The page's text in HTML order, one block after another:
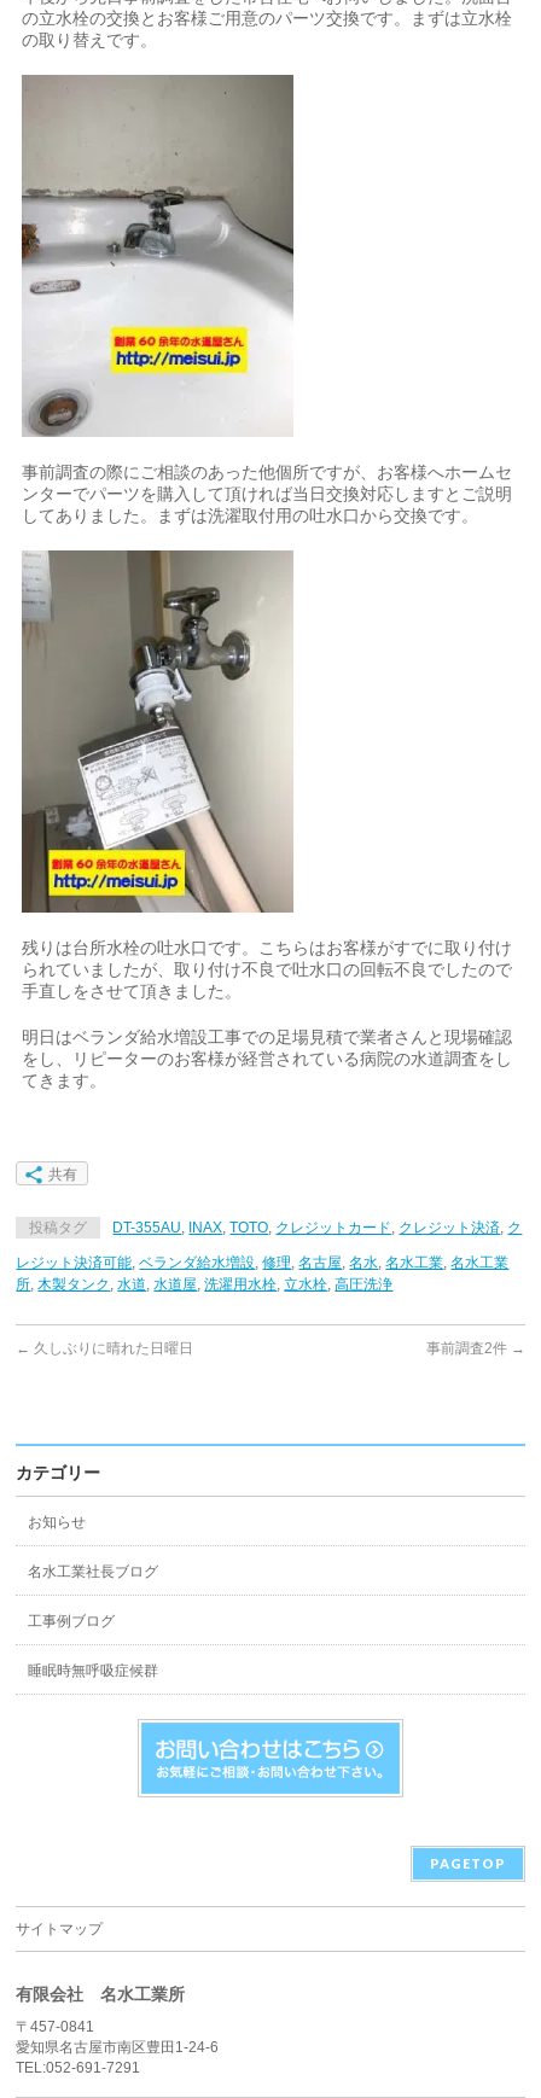
の立水栓の交換とお客様ご用意のパーツ交換です。まずは立水栓
の取り替えです。
事前調査の際にご相談のあった他個所ですが、お客様へホームセ
ンターでパーツを購入して頂ければ当日交換対応しますとご説明
してありました。まずは洗濯取付用の吐水口から交換です。
残りは台所水栓の吐水口です。こちらはお客様がすでに取り付け
られていましたが、取り付け不良で吐水口の回転不良でしたので
手直しをさせて頂きました。
明日はベランダ給水増設工事での足場見積で業者さんと現場確認
をし、リピーターのお客様が経営されている病院の水道調査をし
てきます。
共有
投稿タグ DT-355AU, INAX,TOTO, クレジットカード, クレジット決済, ク
レジット決済可能,ベランダ給水増設,修理,名古屋,名水,名水工業,名水工業
所,木製タンク ,水道,水道屋,洗濯用水栓,立水栓,高圧洗浄
← 久しぶりに晴れた日曜日 事前調査2件 →
カテゴリー
お知らせ
名水工業社長ブログ
工事例ブログ
睡眠時無呼吸症候群
PAGETOP
サイトマップ
有限会社 名水工業所
〒457-0841
愛知県名古屋市南区豊田1-24-6
TEL:052-691-7291